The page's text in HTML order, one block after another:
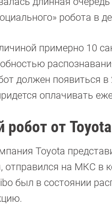
робота в
примерно 10
должен появиться
оплачивать
робот от Toyota
Toyota
на МКС в
был в состоянии